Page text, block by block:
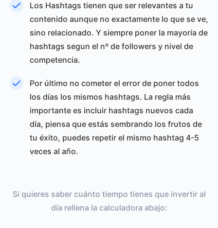
Los Hashtags tienen que ser relevantes a tu
contenido aunque no exactamente lo que se ve,
sino relacionado. Y siempre poner la mayoría de
hashtags segun el nº de followers y nivel de
competencia.
Por último no cometer el error de poner todos
los días los mismos hashtags. La regla más
importante es incluir hashtags nuevos cada
día, piensa que estás sembrando los frutos de
tu éxito, puedes repetir el mismo hashtag 4-5
veces al año.
Si quieres saber cuánto tiempo tienes que invertir al
día rellena la calculadora abajo: